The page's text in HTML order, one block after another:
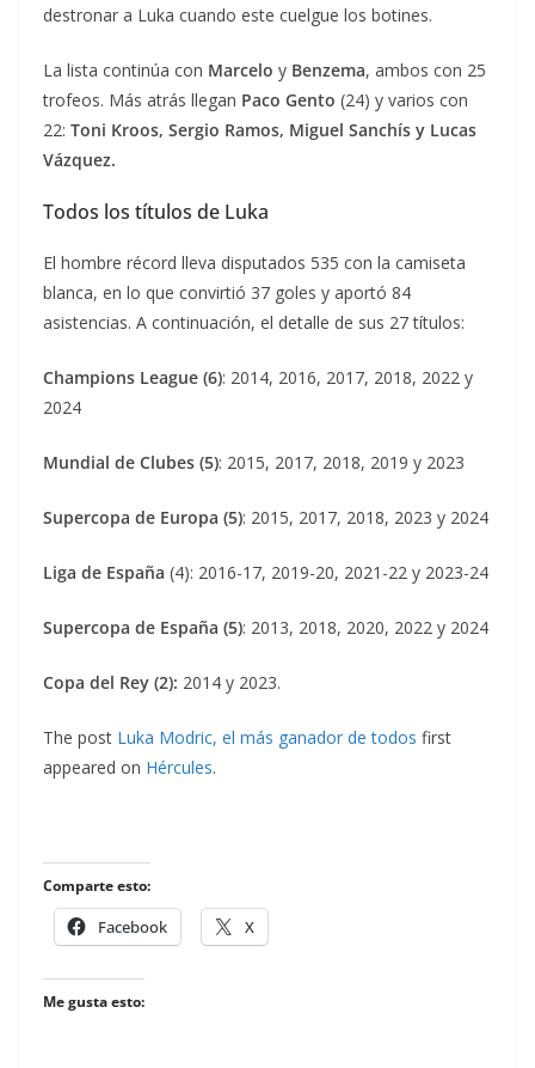
destronar a Luka cuando este cuelgue los botines.
La lista continúa con Marcelo y Benzema, ambos con 25
trofeos. Más atrás llegan Paco Gento (24) y varios con
22: Toni Kroos, Sergio Ramos, Miguel Sanchís y Lucas
Vázquez.
Todos los títulos de Luka
El hombre récord lleva disputados 535 con la camiseta
blanca, en lo que convirtió 37 goles y aportó 84
asistencias. A continuación, el detalle de sus 27 títulos:
Champions League (6): 2014, 2016, 2017, 2018, 2022 y
2024
Mundial de Clubes (5): 2015, 2017, 2018, 2019 y 2023
Supercopa de Europa (5): 2015, 2017, 2018, 2023 y 2024
Liga de España (4): 2016-17, 2019-20, 2021-22 y 2023-24
Supercopa de España (5): 2013, 2018, 2020, 2022 y 2024
Copa del Rey (2): 2014 y 2023.
The post Luka Modric, el más ganador de todos first
appeared on Hércules.
Comparte esto:
Facebook X
Me gusta esto: